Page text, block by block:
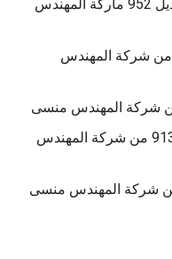
اسعار ماكينة تعبئة وتغليف البن موديل 952 ماركة المهندس
مكائن تغليف m2pack موديل 913 من شركة المهندس
معرفة أسعار مكن التغليف موديل 913 من شركة المهندس